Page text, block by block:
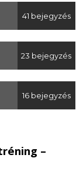
41 bejegyzés
23 bejegyzés
16 bejegyzés
–